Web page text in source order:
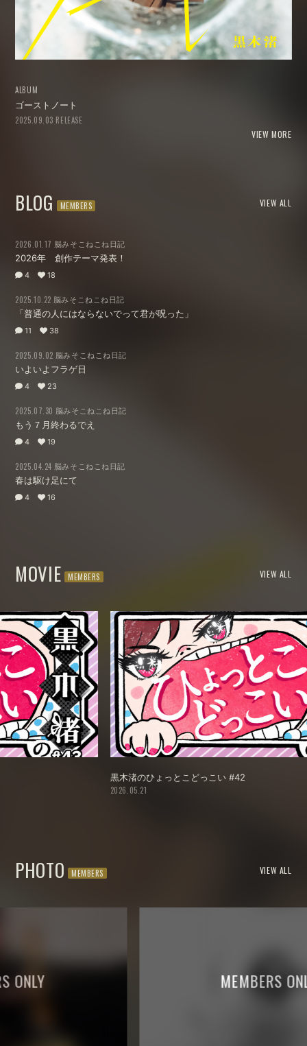
ALBUM
ゴーストノート
2025.09.03 RELEASE
VIEW MORE
BLOG VIEW ALL
2026.01.17 脳みそこねこね日記
2026年 創作テーマ発表！
4 18
2025.10.22 脳みそこねこね日記
「普通の人にはならないでって君が呪った」
11 38
2025.09.02 脳みそこねこね日記
いよいよフラゲ日
4 23
2025.07.30 脳みそこねこね日記
もう７月終わるでえ
4 19
2025.04.24 脳みそこねこね日記
春は駆け足にて
4 16
MOVIE VIEW ALL
黒木渚のひょっとこどっこい #42
PHOTO VIEW ALL